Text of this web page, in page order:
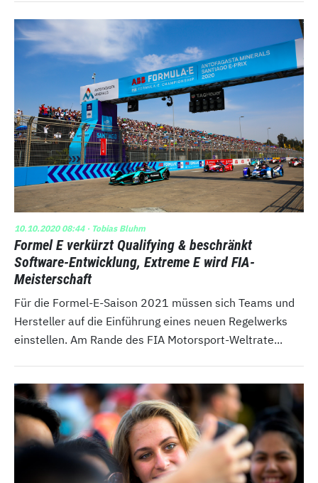
10.10.2020 08:44· Tobias Bluhm
Formel E verkürzt Qualifying & beschränkt
Software-Entwicklung, Extreme E wird FIA-
Meisterschaft
Für die Formel-E-Saison 2021 müssen sich Teams und
Hersteller auf die Einführung eines neuen Regelwerks
einstellen. Am Rande des FIA Motorsport-Weltrate...